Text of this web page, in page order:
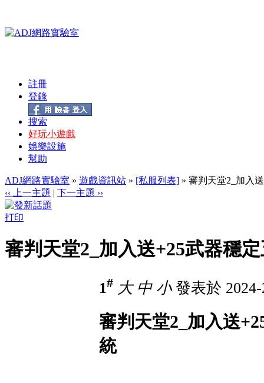
註冊
登錄
搜索
好玩小遊戲
娛樂設施
幫助
ADJ網路實驗室 » 遊戲資訊站 » [私服列表] » 審判天堂2_加入
‹‹ 上一主題 | 下一主題 ››
打印
審判天堂2_加入送+25武器穩
1# 大 中 小發表於
審判天堂2_加入送
統